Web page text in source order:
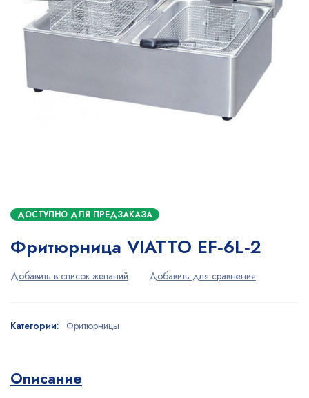
ДОСТУПНО ДЛЯ ПРЕДЗАКАЗА
Фритюрница VIATTO EF‑6L‑2
Категории: Фритюрницы
Описание